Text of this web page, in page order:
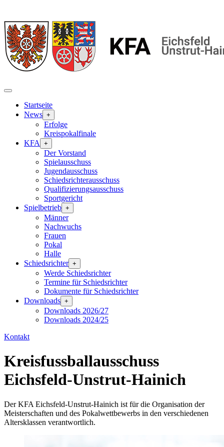
Startseite
News +
Erfolge
Kreispokalfinale
KFA
+
Der Vorstand
Spielausschuss
Jugendausschuss
Schiedsrichterausschuss
Qualifizierungsausschuss
Sportgericht
Spielbetrieb +
Männer
Nachwuchs
Frauen
Pokal
Halle
Schiedsrichter +
Werde Schiedsrichter
Termine für Schiedsrichter
Dokumente für Schiedsrichter
Downloads +
Downloads 2026/27
Downloads 2024/25
Kontakt
Kreisfussballausschuss
Eichsfeld-Unstrut-Hainich
Der KFA Eichsfeld-Unstrut-Hainich ist für die Organisation der
Meisterschaften und des Pokalwettbewerbs in den verschiedenen
Altersklassen verantwortlich.